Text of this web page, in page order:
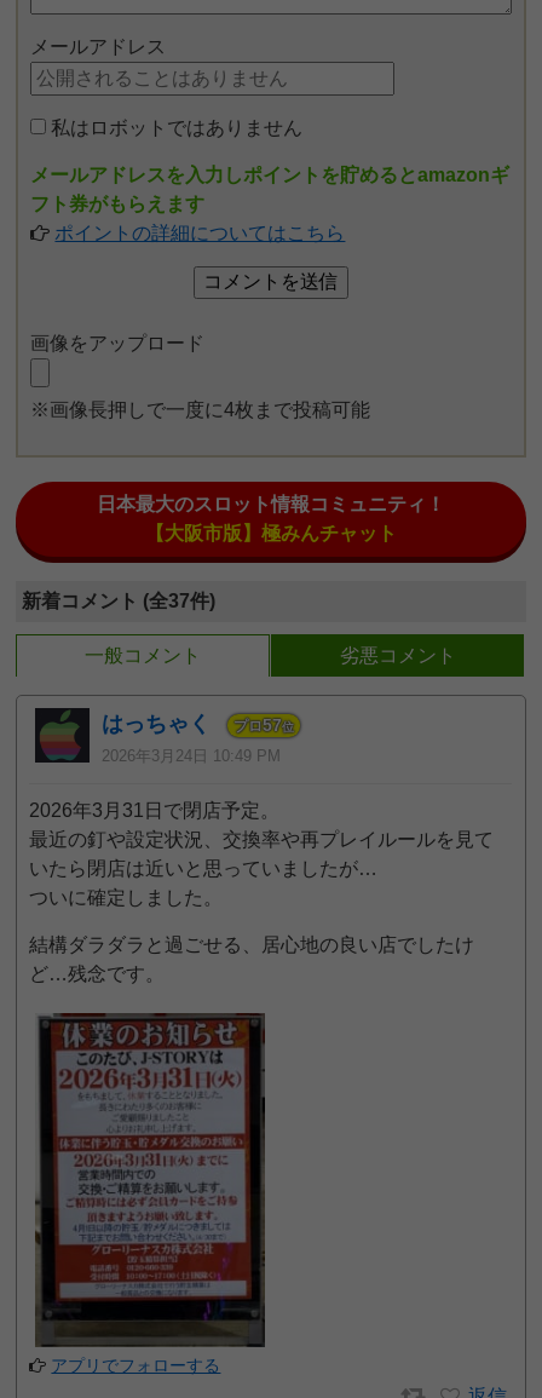
メールアドレス
私はロボットではありません
メールアドレスを入力しポイントを貯めるとamazonギ
フト券がもらえます
ポイントの詳細についてはこちら
画像をアップロード
※画像長押しで一度に4枚まで投稿可能
日本最大のスロット情報コミュニティ！
【大阪市版】極みんチャット
新着コメント (全37件)
一般コメント 劣悪コメント
はっちゃく プロ57位
2026年3月24日 10:49 PM
2026年3月31日で閉店予定。
最近の釘や設定状況、交換率や再プレイルールを見て
いたら閉店は近いと思っていましたが…
ついに確定しました。
結構ダラダラと過ごせる、居心地の良い店でしたけ
ど…残念です。
アプリでフォローする